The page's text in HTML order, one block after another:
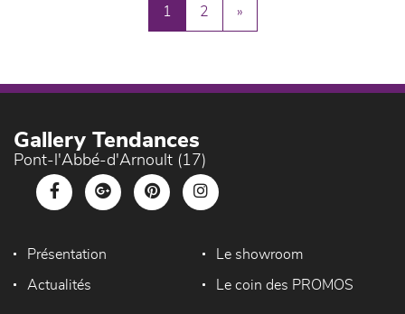
1 2 »
Gallery Tendances
Pont-l'Abbé-d'Arnoult (17)
Présentation Le showroom
Actualités Le coin des PROMOS